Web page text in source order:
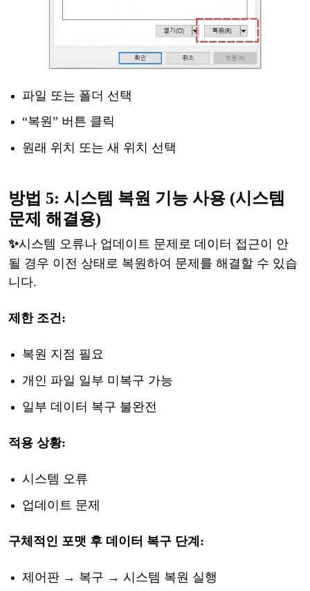
파일 또는 폴더 선택
“복원” 버튼 클릭
원래 위치 또는 새 위치 선택
방법 5: 시스템 복원 기능 사용 (시스템
문제 해결용)
✨시스템 오류나 업데이트 문제로 데이터 접근이 안
될 경우 이전 상태로 복원하여 문제를 해결할 수 있습
니다.
제한 조건:
복원 지점 필요
개인 파일 일부 미복구 가능
일부 데이터 복구 불완전
적용 상황:
시스템 오류
업데이트 문제
구체적인 포맷 후 데이터 복구 단계 :
제어판 → 복구 → 시스템 복원 실행